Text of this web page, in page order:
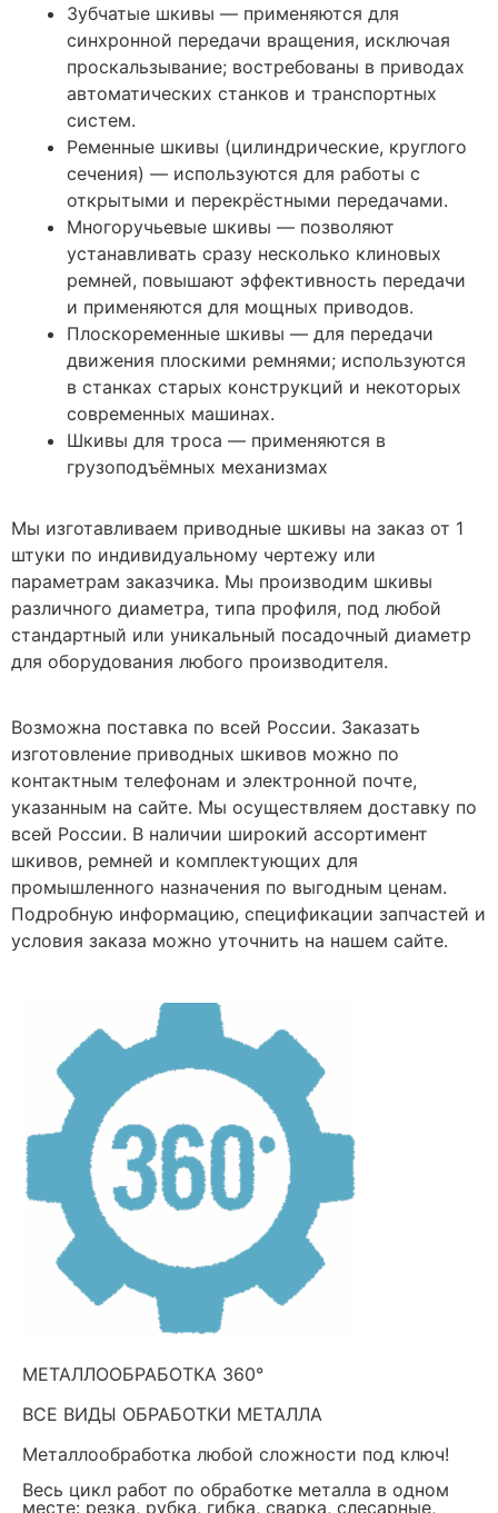
Зубчатые шкивы — применяются для
синхронной передачи вращения, исключая
проскальзывание; востребованы в приводах
автоматических станков и транспортных
систем.
Ременные шкивы (цилиндрические, круглого
сечения) — используются для работы с
открытыми и перекрёстными передачами.
Многоручьевые шкивы — позволяют
устанавливать сразу несколько клиновых
ремней, повышают эффективность передачи
и применяются для мощных приводов.
Плоскоременные шкивы — для передачи
движения плоскими ремнями; используются
в станках старых конструкций и некоторых
современных машинах.
Шкивы для троса — применяются в
грузоподъёмных механизмах
Мы изготавливаем приводные шкивы на заказ от 1
штуки по индивидуальному чертежу или
параметрам заказчика. Мы производим шкивы
различного диаметра, типа профиля, под любой
стандартный или уникальный посадочный диаметр
для оборудования любого производителя.
Возможна поставка по всей России. Заказать
изготовление приводных шкивов можно по
контактным телефонам и электронной почте,
указанным на сайте. Мы осуществляем доставку по
всей России. В наличии широкий ассортимент
шкивов, ремней и комплектующих для
промышленного назначения по выгодным ценам.
Подробную информацию, спецификации запчастей и
условия заказа можно уточнить на нашем сайте.
МЕТАЛЛООБРАБОТКА 360°
ВСЕ ВИДЫ ОБРАБОТКИ МЕТАЛЛА
Металлообработка любой сложности под ключ!
Весь цикл работ по обработке металла в одном
месте: резка, рубка, гибка, сварка, слесарные,